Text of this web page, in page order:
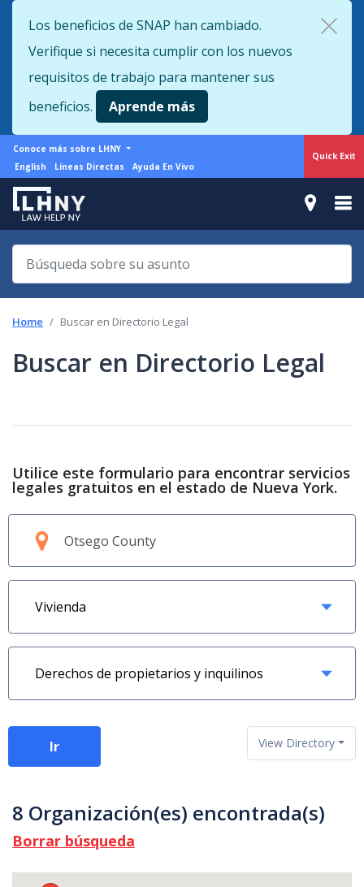
to
main
content
Quick Exit
Los beneficios de SNAP han cambiado.
Verifique si necesita cumplir con los nuevos
requisitos de trabajo para mantener sus
beneficios.
Aprende más
More
from
LHNY
Conoce más sobre LHNY
Support
menu
English Líneas Directas Ayuda En Vivo
Home Buscar en Directorio Legal
Buscar en Directorio Legal
Utilice este formulario para encontrar servicios
legales gratuitos en el estado de Nueva York.
View Directory
Ir
8 Organización(es) encontrada(s)
Borrar búsqueda